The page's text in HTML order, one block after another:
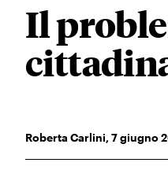
Il
Roberta Carlini,7giugno